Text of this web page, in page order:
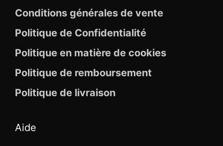
Conditions générales de vente
Politique de Confidentialité
Politique en matière de cookies
Politique de remboursement
Politique de livraison
Aide